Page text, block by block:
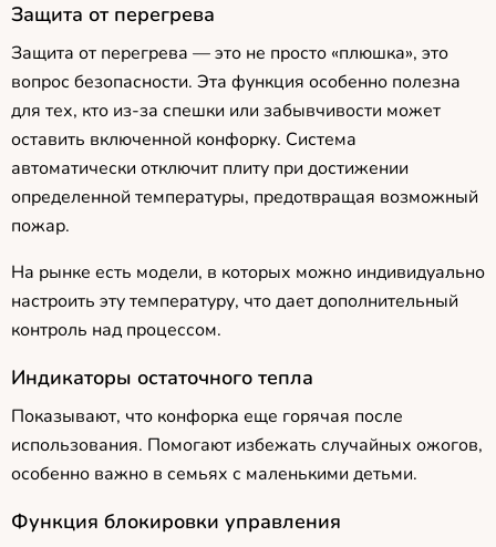
Защита от перегрева
Защита от перегрева — это не просто «плюшка», это
вопрос безопасности. Эта функция особенно полезна
для тех, кто из-за спешки или забывчивости может
оставить включенной конфорку. Система
автоматически отключит плиту при достижении
определенной температуры, предотвращая возможный
пожар.
На рынке есть модели, в которых можно индивидуально
настроить эту температуру, что дает дополнительный
контроль над процессом.
Индикаторы остаточного тепла
Показывают, что конфорка еще горячая после
использования. Помогают избежать случайных ожогов,
особенно важно в семьях с маленькими детьми.
Функция блокировки управления